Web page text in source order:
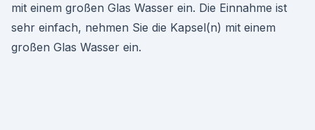
mit einem großen Glas Wasser ein. Die Einnahme ist
sehr einfach, nehmen Sie die Kapsel(n) mit einem
großen Glas Wasser ein.